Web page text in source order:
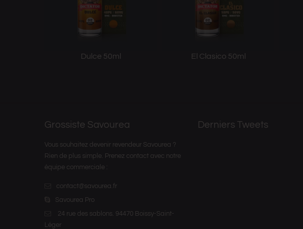
Dulce 50ml El Clasico 50ml
Grossiste Savourea
Vous souhaitez devenir revendeur Savourea ?
Rien de plus simple. Prenez contact avec notre
équipe commerciale :
contact@savourea.fr
Savourea Pro
24 rue des sablons. 94470 Boissy-Saint-
Léger
Derniers Tweets